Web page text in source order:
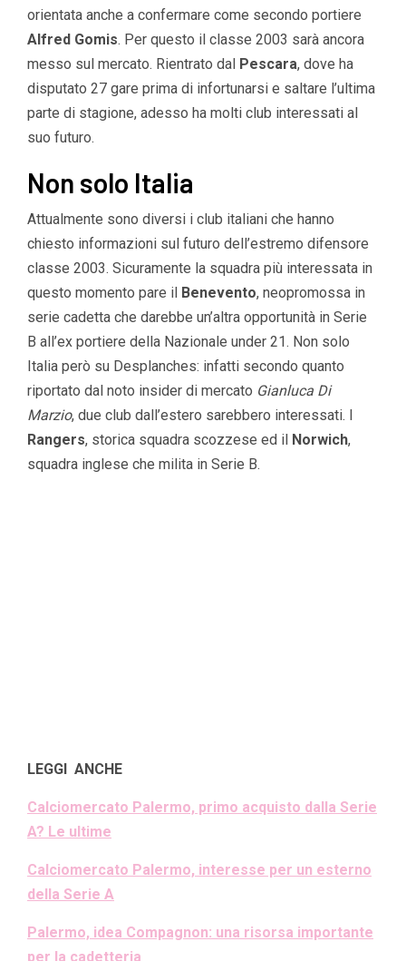
orientata anche a confermare come secondo portiere
Alfred Gomis. Per questo il classe 2003 sarà ancora
messo sul mercato. Rientrato dal Pescara, dove ha
disputato 27 gare prima di infortunarsi e saltare l’ultima
parte di stagione, adesso ha molti club interessati al
suo futuro.
Non solo Italia
Attualmente sono diversi i club italiani che hanno
chiesto informazioni sul futuro dell’estremo difensore
classe 2003. Sicuramente la squadra più interessata in
questo momento pare il Benevento, neopromossa in
serie cadetta che darebbe un’altra opportunità in Serie
B all’ex portiere della Nazionale under 21. Non solo
Italia però su Desplanches: infatti secondo quanto
riportato dal noto insider di mercato Gianluca Di
Marzio, due club dall’estero sarebbero interessati. I
Rangers, storica squadra scozzese ed il Norwich,
squadra inglese che milita in Serie B.
LEGGI ANCHE
Calciomercato Palermo, primo acquisto dalla Serie
A? Le ultime
Calciomercato Palermo, interesse per un esterno
della Serie A
Palermo, idea Compagnon: una risorsa importante
per la cadetteria